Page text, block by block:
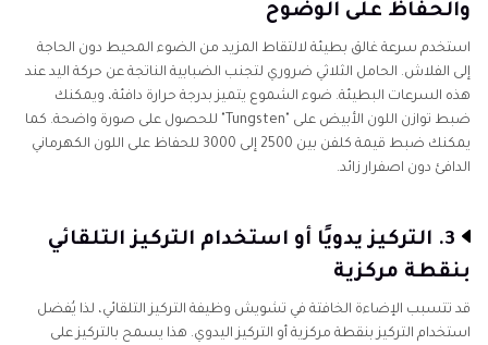
والحفاظ على الوضوح
استخدم سرعة غالق بطيئة لالتقاط المزيد من الضوء المحيط دون الحاجة
إلى الفلاش. الحامل الثلاثي ضروري لتجنب الضبابية الناتجة عن حركة اليد عند
هذه السرعات البطيئة. ضوء الشموع يتميز بدرجة حرارة دافئة، ويمكنك
ضبط توازن اللون الأبيض على "Tungsten" للحصول على صورة واضحة. كما
يمكنك ضبط قيمة كلفن بين 2500 إلى 3000 للحفاظ على اللون الكهرماني
الدافئ دون اصفرار زائد.
3. التركيز يدويًا أو استخدام التركيز التلقائي
بنقطة مركزية
قد تتسبب الإضاءة الخافتة في تشويش وظيفة التركيز التلقائي، لذا يُفضل
استخدام التركيز بنقطة مركزية أو التركيز اليدوي. هذا يسمح بالتركيز على